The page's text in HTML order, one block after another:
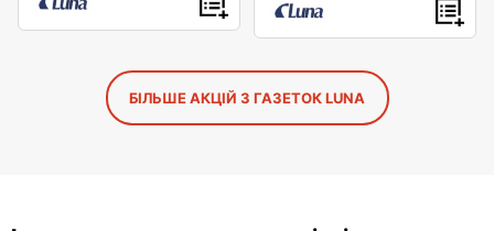
БІЛЬШЕ АКЦІЙ З ГАЗЕТОК LUNA